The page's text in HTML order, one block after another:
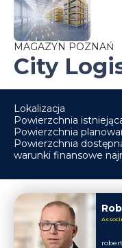
MAGAZYN POZNAŃ
City
Lokalizacja
Powierzchnia
Powierzchnia
Powierzchnia
warunki finansowe